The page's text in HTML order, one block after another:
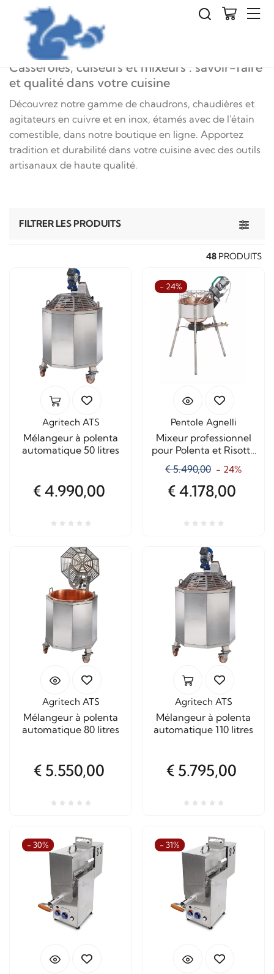
Cuisine
Casseroles et mélangeurs Calder
Casseroles, cuiseurs et mixeurs : savoir-faire
et qualité dans votre cuisine
Découvrez notre gamme de chaudrons, chaudières et
agitateurs en cuivre et en inox, étamés avec de l'étain
comestible, dans notre boutique en ligne. Apportez
tradition et durabilité dans votre cuisine avec des outils
artisanaux de haute qualité.
Toggle
FILTRER LES PRODUITS
48 PRODUITS
Agritech ATS
Mélangeur à polenta
automatique 50 litres
€ 4.990,00
- 24%
Pentole Agnelli
Mixeur professionnel
pour Polenta et Risotto
K50 de 50 litres
€ 5.490,00 - 24%
€ 4.178,00
Agritech ATS
Mélangeur à polenta
automatique 80 litres
€ 5.550,00
Agritech ATS
Mélangeur à polenta
automatique 110 litres
€ 5.795,00
- 30% - 31%